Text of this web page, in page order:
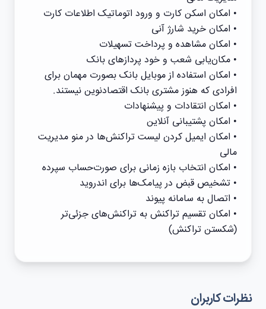
• امکان اسکن کارت و ورود اتوماتيک اطلاعات کارت
• امکان خريد شارژ آنی
• امکان مشاهده و پرداخت تسهيلات
• مکان‌يابی شعب و خود پردازهای بانک
• امکان استفاده از موبايل بانک بصورت مهمان برای
افرادی که هنوز مشتری بانک اقتصادنوين نيستند.
• امکان انتقادات و پيشنهادات
• امکان پشتيبانی آنلاين
• امکان ايميل کردن ليست تراکنش‌ها در منو مديريت
مالی
• امکان انتخاب بازه زمانی برای صورت‌حساب سپرده
• تشخيص قبض در پيامک‌ها برای اندرويد
• اتصال به سامانه پيوند
• امکان تقسيم تراکنش به تراکنش‌های جزئی‌تر
(شکستن تراکنش)
نظرات کاربران